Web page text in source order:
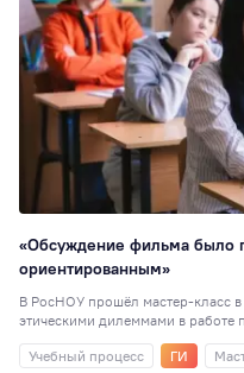
«Обсуждение фильма было
ориентированным»
В РосНОУ прошёл мастер-класс
этическими дилеммами в работе
Учебный процесс
ГИ